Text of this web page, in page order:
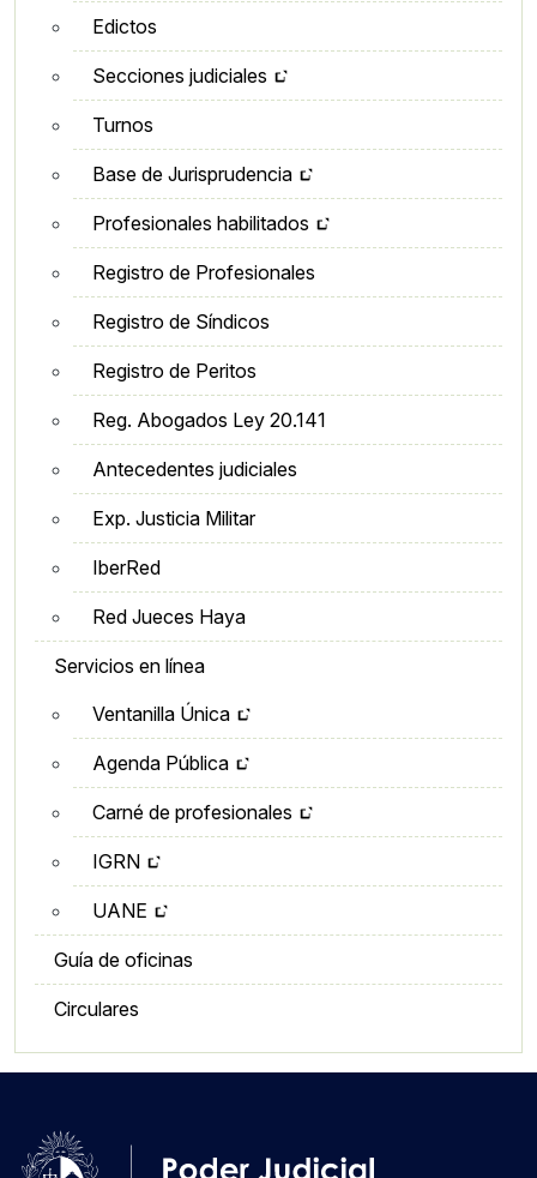
Edictos
Secciones judiciales
Turnos
Base de Jurisprudencia
Profesionales habilitados
Registro de Profesionales
Registro de Síndicos
Registro de Peritos
Reg. Abogados Ley 20.141
Antecedentes judiciales
Exp. Justicia Militar
IberRed
Red Jueces Haya
Servicios en línea
Ventanilla Única
Agenda Pública
Carné de profesionales
IGRN
UANE
Guía de oficinas
Circulares